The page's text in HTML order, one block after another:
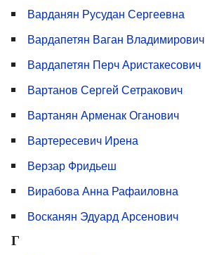
Варданян Русудан Сергеевна
Вардапетян Ваган Владимирович
Вардапетян Перч Аристакесович
Вартанов Сергей Сетракович
Вартанян Арменак Оганович
Вартересевич Ирена
Верзар Фридьеш
Вирабова Анна Рафаиловна
Восканян Эдуард Арсенович
Г